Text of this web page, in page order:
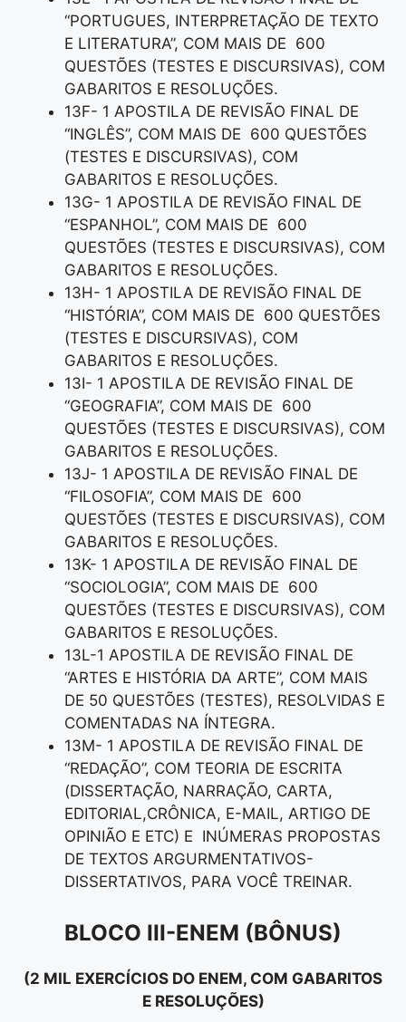
“PORTUGUES, INTERPRETAÇÃO DE TEXTO
E LITERATURA”, COM MAIS DE 600
QUESTÕES (TESTES E DISCURSIVAS), COM
GABARITOS E RESOLUÇÕES.
13F- 1 APOSTILA DE REVISÃO FINAL DE
“INGLÊS”, COM MAIS DE 600 QUESTÕES
(TESTES E DISCURSIVAS), COM
GABARITOS E RESOLUÇÕES.
13G- 1 APOSTILA DE REVISÃO FINAL DE
“ESPANHOL”, COM MAIS DE 600
QUESTÕES (TESTES E DISCURSIVAS), COM
GABARITOS E RESOLUÇÕES.
13H- 1 APOSTILA DE REVISÃO FINAL DE
“HISTÓRIA”, COM MAIS DE 600 QUESTÕES
(TESTES E DISCURSIVAS), COM
GABARITOS E RESOLUÇÕES.
13I- 1 APOSTILA DE REVISÃO FINAL DE
“GEOGRAFIA”, COM MAIS DE 600
QUESTÕES (TESTES E DISCURSIVAS), COM
GABARITOS E RESOLUÇÕES.
13J- 1 APOSTILA DE REVISÃO FINAL DE
“FILOSOFIA”, COM MAIS DE 600
QUESTÕES (TESTES E DISCURSIVAS), COM
GABARITOS E RESOLUÇÕES.
13K- 1 APOSTILA DE REVISÃO FINAL DE
“SOCIOLOGIA”, COM MAIS DE 600
QUESTÕES (TESTES E DISCURSIVAS), COM
GABARITOS E RESOLUÇÕES.
13L-1 APOSTILA DE REVISÃO FINAL DE
“ARTES E HISTÓRIA DA ARTE”, COM MAIS
DE 50 QUESTÕES (TESTES), RESOLVIDAS E
COMENTADAS NA ÍNTEGRA.
13M- 1 APOSTILA DE REVISÃO FINAL DE
“REDAÇÃO”, COM TEORIA DE ESCRITA
(DISSERTAÇÃO, NARRAÇÃO, CARTA,
EDITORIAL,CRÔNICA, E-MAIL, ARTIGO DE
OPINIÃO E ETC) E INÚMERAS PROPOSTAS
DE TEXTOS ARGURMENTATIVOS-
DISSERTATIVOS, PARA VOCÊ TREINAR.
BLOCO III-ENEM (BÔNUS)
(2 MIL EXERCÍCIOS DO ENEM, COM GABARITOS
E RESOLUÇÕES)